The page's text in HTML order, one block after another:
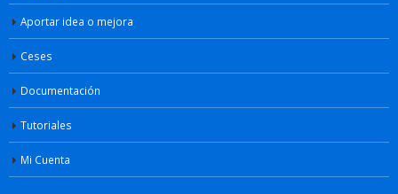
Aportar idea o mejora
Ceses
Documentación
Tutoriales
Mi Cuenta